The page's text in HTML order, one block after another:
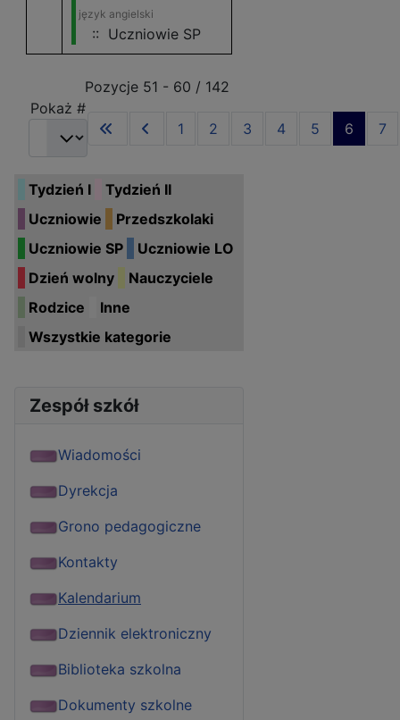
język angielski
:: Uczniowie SP
Pagination List Limit
Pozycje 51 - 60 / 142
Pokaż #
1
2 3 4 5 6 7
Tydzień I
Tydzień II
Uczniowie
Przedszkolaki
Uczniowie SP
Uczniowie LO
Dzień wolny
Nauczyciele
Rodzice
Inne
Wszystkie kategorie
Zespół szkół
Wiadomości
Dyrekcja
Grono pedagogiczne
Kontakty
Kalendarium
Dziennik elektroniczny
Biblioteka szkolna
Dokumenty szkolne